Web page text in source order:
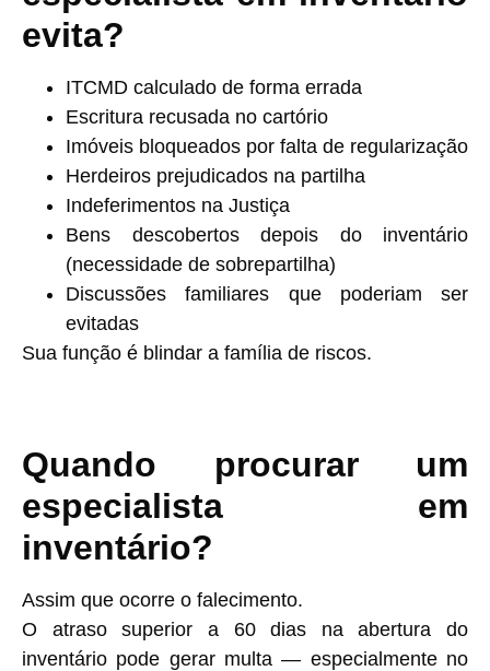
evita?
ITCMD calculado de forma errada
Escritura recusada no cartório
Imóveis bloqueados por falta de regularização
Herdeiros prejudicados na partilha
Indeferimentos na Justiça
Bens descobertos depois do inventário
(necessidade de sobrepartilha)
Discussões familiares que poderiam ser
evitadas
Sua função é blindar a família de riscos.
Quando procurar um
especialista em
inventário?
Assim que ocorre o falecimento.
O atraso superior a 60 dias na abertura do
inventário pode gerar multa — especialmente no